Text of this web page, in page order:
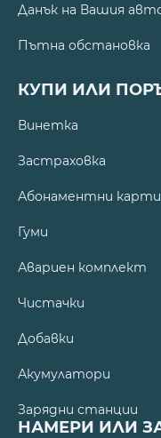
Данък на Вашия
Пътна обстановка
КУПИ ИЛИ
Винетка
Застраховка
Абонаментни карти
Гуми
Авариен комплект
Чистачки
Добавки
Акумулатори
Зарядни станции
НАМЕРИ ИЛИ